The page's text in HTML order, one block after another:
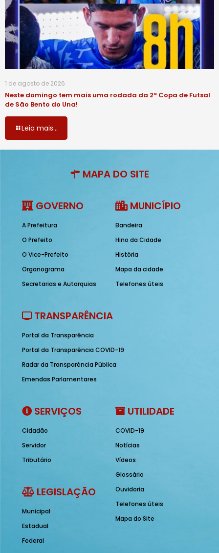
1 de agosto de 2026
Neste domingo tem mais uma rodada da 2ª Copa de Futsal
de São Bento do Una!
Leia mais...
MAPA DO SITE
GOVERNO
A Prefeitura
O Prefeito
O Vice-Prefeito
Organograma
Secretarias e Autarquias
MUNICÍPIO
Bandeira
Hino da Cidade
História
Mapa da cidade
Telefones úteis
TRANSPARÊNCIA
Portal da Transparência
Portal da Transparência COVID-19
Radar da Transparência Pública
Emendas Parlamentares
SERVIÇOS
Cidadão
Servidor
Tributário
LEGISLAÇÃO
Municipal
Estadual
Federal
UTILIDADE
COVID-19
Notícias
Vídeos
Glossário
Ouvidoria
Telefones úteis
Mapa do Site